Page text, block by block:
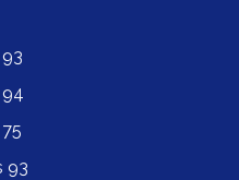
93